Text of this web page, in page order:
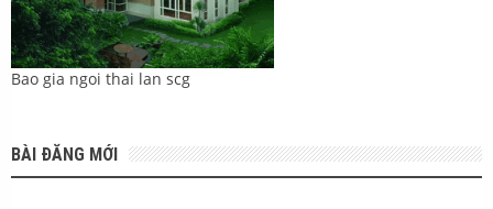
Bao gia ngoi thai lan scg
BÀI ĐĂNG MỚI